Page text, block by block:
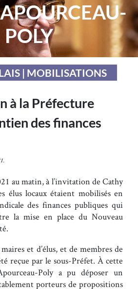
POLY
| MOBILISATIONS
à la Préfecture
des finances
au matin, à l’invitation de Cathy
élus locaux étaient mobilisés en
des finances publiques qui
la mise en place du Nouveau
et d’élus, et de membres de
reçue par le sous-Préfet. À cette
Poly a pu déposer un
porteurs de propositions